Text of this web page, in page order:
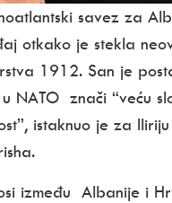
savez za
otkako je stekla
1912. San je
NATO znači “veću
istaknuo je za Iliriju
između Albanije i